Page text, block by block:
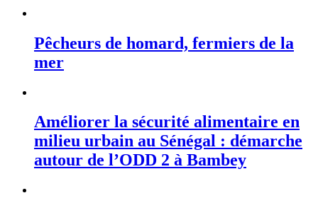
Pêcheurs de homard, fermiers de la
mer
Améliorer la sécurité alimentaire en
milieu urbain au Sénégal : démarche
autour de l’ODD 2 à Bambey